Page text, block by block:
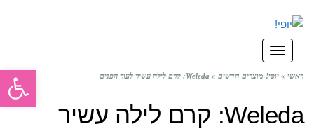
תפריט
ראשי » יופי! מוצרים חדשים » Weleda: קרם לילה עשיר לעור הפנים
Weleda: קרם לילה עשיר
פתח